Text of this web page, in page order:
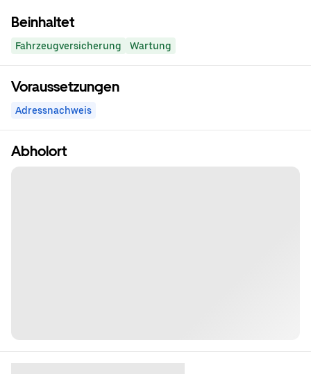
Beinhaltet
Fahrzeugversicherung Wartung
Voraussetzungen
Adressnachweis
Abholort